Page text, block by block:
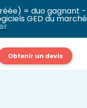
= duo gagnant -
GED du marché
Obtenir un devis